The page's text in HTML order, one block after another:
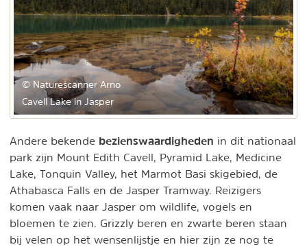
© Naturescanner Arno
Cavell Lake in Jasper
Andere bekende bezienswaardigheden in dit nationaal
park zijn Mount Edith Cavell, Pyramid Lake, Medicine
Lake, Tonquin Valley, het Marmot Basi skigebied, de
Athabasca Falls en de Jasper Tramway. Reizigers
komen vaak naar Jasper om wildlife, vogels en
bloemen te zien. Grizzly beren en zwarte beren staan
bij velen op het wensenlijstje en hier zijn ze nog te